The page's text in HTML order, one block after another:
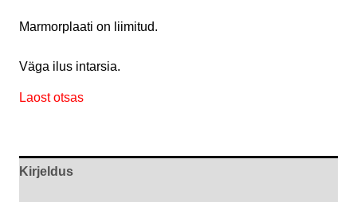
Marmorplaati on liimitud.
Väga ilus intarsia.
Laost otsas
Kirjeldus